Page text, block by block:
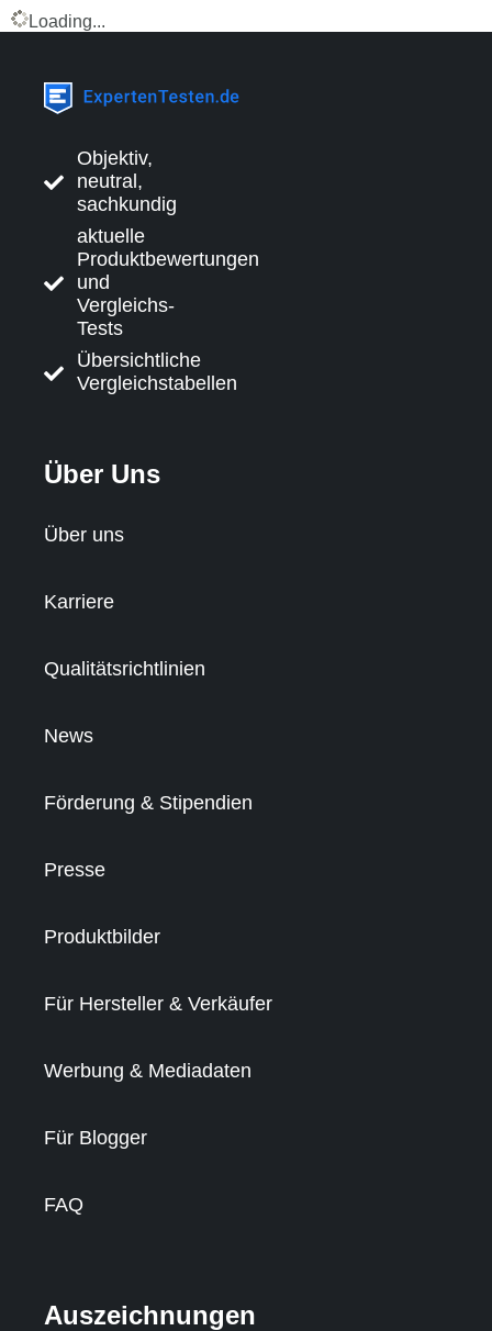
Loading...
Objektiv,
neutral,
sachkundig
aktuelle
Produktbewertungen
und
Vergleichs-
Tests
Übersichtliche
Vergleichstabellen
Über Uns
Über uns
Karriere
Qualitätsrichtlinien
News
Förderung & Stipendien
Presse
Produktbilder
Für Hersteller & Verkäufer
Werbung & Mediadaten
Für Blogger
FAQ
Auszeichnungen